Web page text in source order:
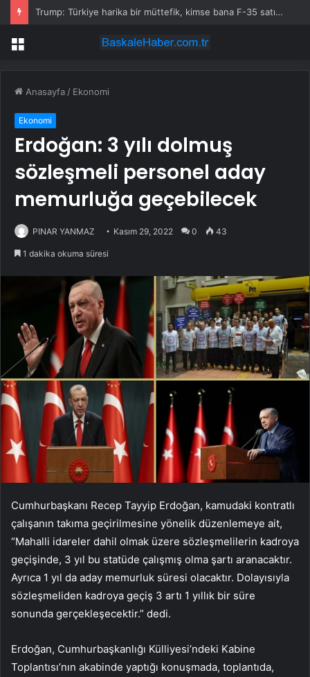
Trump: Türkiye harika bir müttefik, kimse bana F-35 satışı için ne yapmam gerektiğini söyleyemez
Menü
Anasayfa / Ekonomi
Ekonomi
Erdoğan: 3 yılı dolmuş
sözleşmeli personel aday
memurluğa geçebilecek
PINAR YANMAZ Kasım 29, 2022 0 43
1 dakika okuma süresi
Cumhurbaşkanı Recep Tayyip Erdoğan, kamudaki kontratlı
çalışanın takıma geçirilmesine yönelik düzenlemeye ait,
“Mahalli idareler dahil olmak üzere sözleşmelilerin kadroya
geçişinde, 3 yıl bu statüde çalışmış olma şartı aranacaktır.
Ayrıca 1 yıl da aday memurluk süresi olacaktır. Dolayısıyla
sözleşmeliden kadroya geçiş 3 artı 1 yıllık bir süre
sonunda gerçekleşecektir.” dedi.
Erdoğan, Cumhurbaşkanlığı Külliyesi’ndeki Kabine
Toplantısı’nın akabinde yaptığı konuşmada, toplantıda,